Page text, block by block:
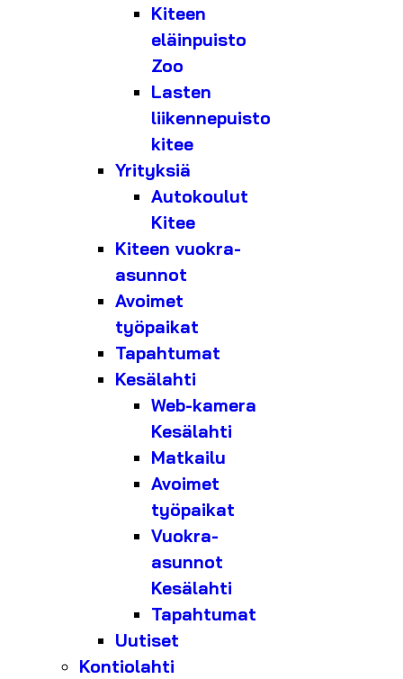
Kiteen
eläinpuisto
Zoo
Lasten
liikennepuisto
kitee
Yrityksiä
Autokoulut
Kitee
Kiteen vuokra-
asunnot
Avoimet
työpaikat
Tapahtumat
Kesälahti
Web-kamera
Kesälahti
Matkailu
Avoimet
työpaikat
Vuokra-
asunnot
Kesälahti
Tapahtumat
Uutiset
Kontiolahti